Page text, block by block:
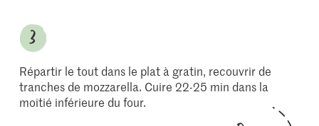
Répartir le tout dans le plat à gratin, recouvrir de
tranches de mozzarella. Cuire 22-25 min dans la
moitié inférieure du four.